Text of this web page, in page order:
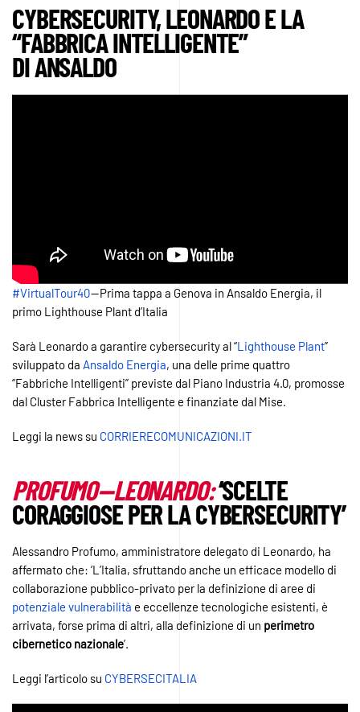
CYBERSECURITY, LEONARDO E LA
“FABBRICA INTELLIGENTE”
DI ANSALDO
#VirtualTour40— Prima tappa a Genova in Ansaldo Energia, il
primo Lighthouse Plant d’Italia
Sarà Leonardo a garantire cybersecurity al “Lighthouse Plant”
sviluppato da Ansaldo Energia, una delle prime quattro
“Fabbriche Intelligenti” previste dal Piano Industria 4.0, promosse
dal Cluster Fabbrica Intelligente e finanziate dal Mise.
Leggi la news su CORRIERECOMUNICAZIONI.IT
PROFUMO — LEONARDO:‘SCELTE
CORAGGIOSE PER LA CYBERSECURITY’
Alessandro Profumo, amministratore delegato di Leonardo, ha
affermato che: ‘L’Italia, sfruttando anche un efficace modello di
collaborazione pubblico-privato per la definizione di aree di
potenziale vulnerabilità e eccellenze tecnologiche esistenti, è
arrivata, forse prima di altri, alla definizione di un perimetro
cibernetico nazionale’.
Leggi l’articolo su CYBERSECITALIA